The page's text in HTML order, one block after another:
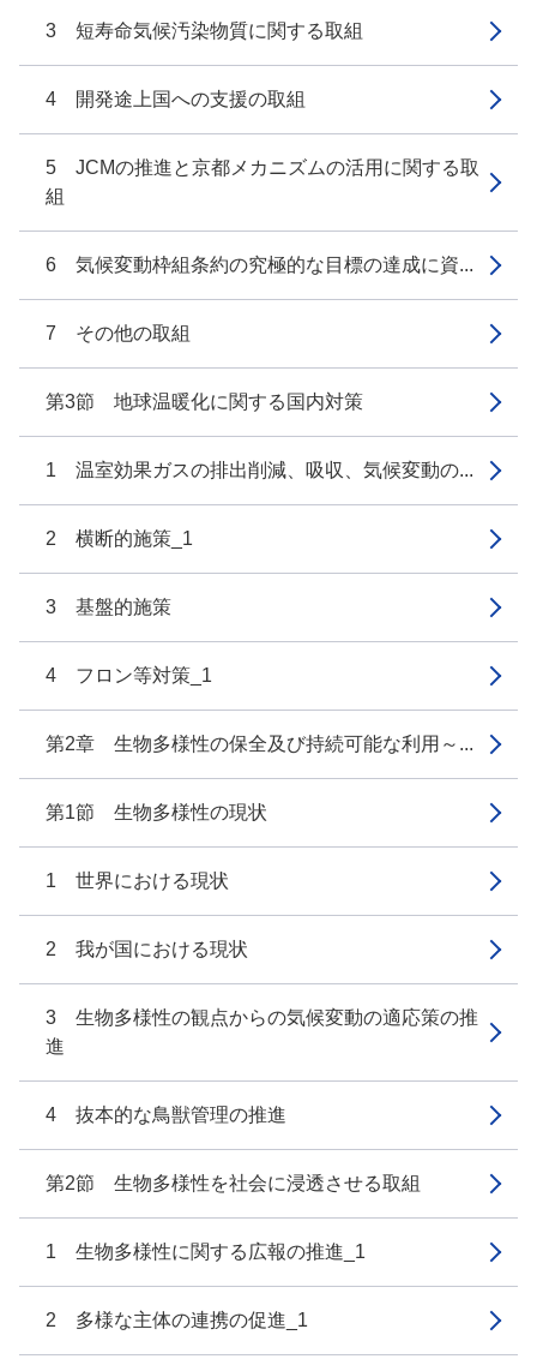
3 短寿命気候汚染物質に関する取組
4 開発途上国への支援の取組
5 JCMの推進と京都メカニズムの活用に関する取
組
6 気候変動枠組条約の究極的な目標の達成に資...
7 その他の取組
第3節 地球温暖化に関する国内対策
1 温室効果ガスの排出削減、吸収、気候変動の...
2 横断的施策_1
3 基盤的施策
4 フロン等対策_1
第2章 生物多様性の保全及び持続可能な利用～...
第1節 生物多様性の現状
1 世界における現状
2 我が国における現状
3 生物多様性の観点からの気候変動の適応策の推
進
4 抜本的な鳥獣管理の推進
第2節 生物多様性を社会に浸透させる取組
1 生物多様性に関する広報の推進_1
2 多様な主体の連携の促進_1